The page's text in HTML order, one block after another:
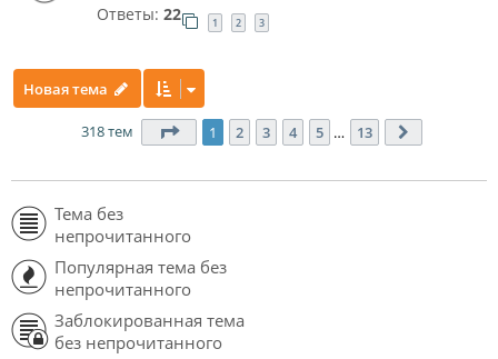
Ответы: 22 1 2 3
Новая тема
318 тем Страница 1из 13
1 2 3 4 5 … 13
Тема без
непрочитанного
Популярная тема без
непрочитанного
Заблокированная тема
без непрочитанного